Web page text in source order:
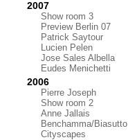
2007
Show room 3
Preview Berlin 07
Patrick Saytour
Lucien Pelen
Jose Sales Albella
Eudes Menichetti
2006
Pierre Joseph
Show room 2
Anne Jallais
Benchamma/Biasutto
Cityscapes